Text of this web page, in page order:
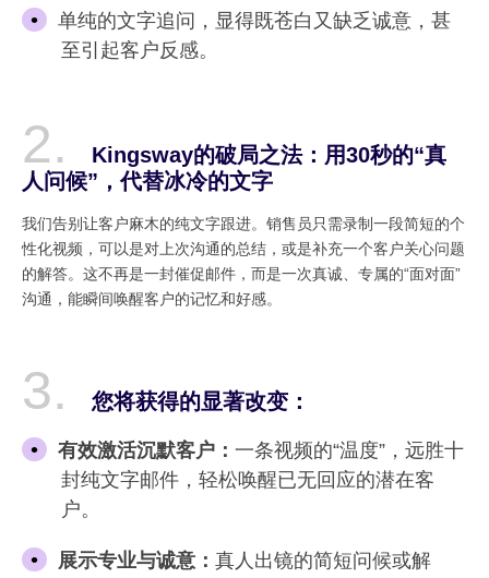
单纯的文字追问，显得既苍白又缺乏诚意，甚
至引起客户反感。
Kingsway的破局之法：用30秒的“真
人问候”，代替冰冷的文字
我们告别让客户麻木的纯文字跟进。销售员只需录制一段简短的个
性化视频，可以是对上次沟通的总结，或是补充一个客户关心问题
的解答。这不再是一封催促邮件，而是一次真诚、专属的“面对面”
沟通，能瞬间唤醒客户的记忆和好感。
您将获得的显著改变：
有效激活沉默客户： 一条视频的“温度”，远胜十
封纯文字邮件，轻松唤醒已无回应的潜在客
户。
展示专业与诚意： 真人出镜的简短问候或解